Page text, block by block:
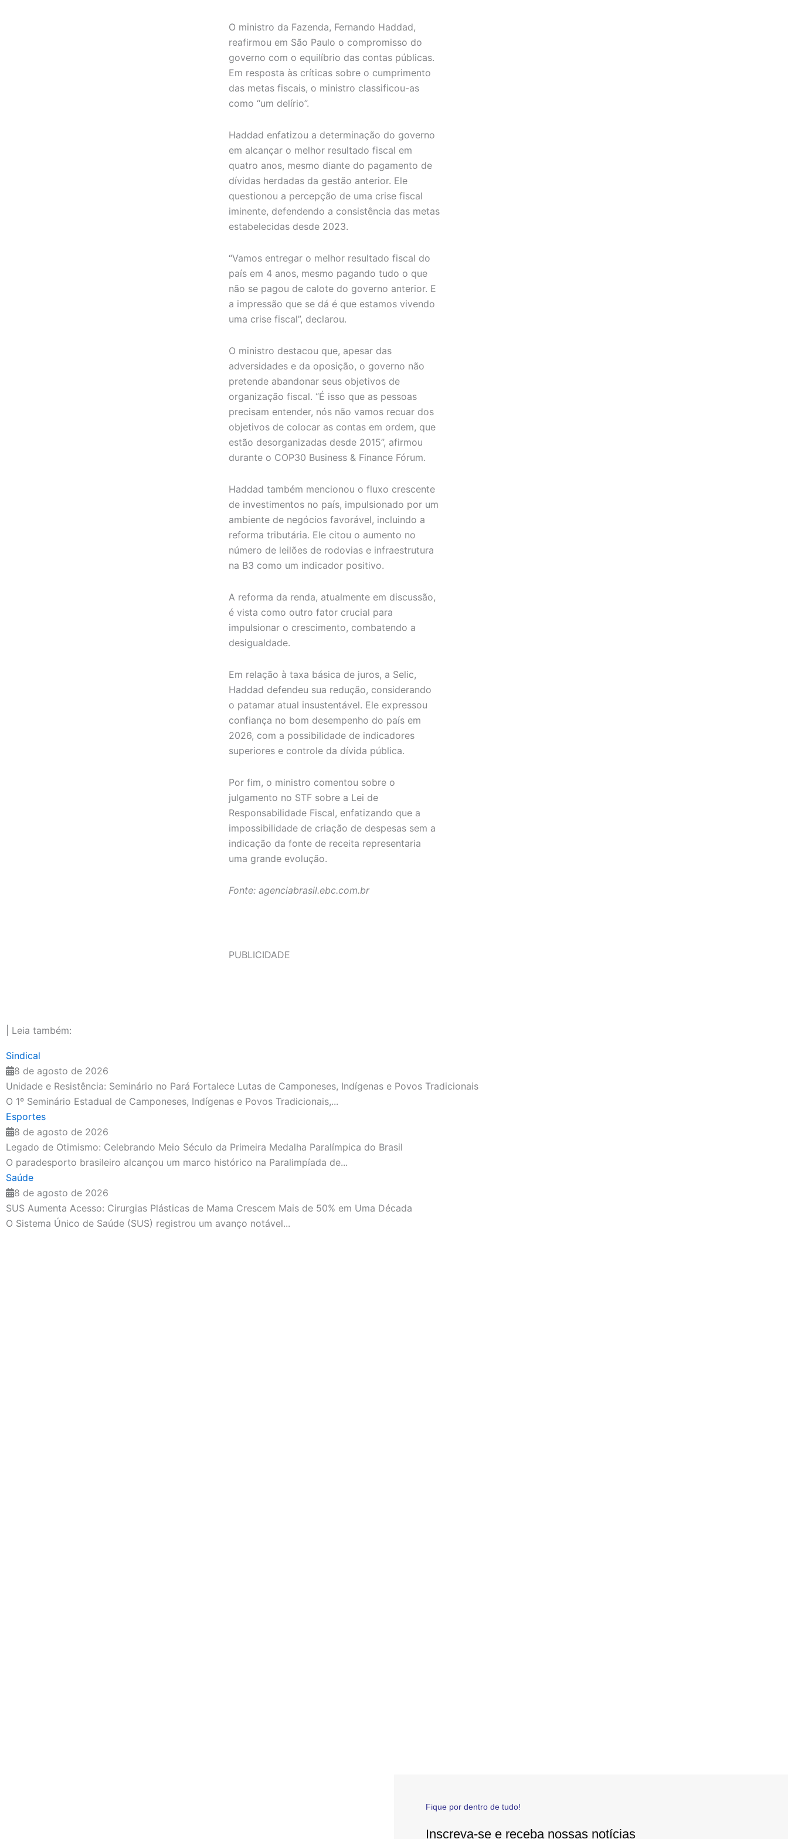
O ministro da Fazenda, Fernando Haddad,
reafirmou em São Paulo o compromisso do
governo com o equilíbrio das contas públicas.
Em resposta às críticas sobre o cumprimento
das metas fiscais, o ministro classificou-as
como “um delírio”.
Haddad enfatizou a determinação do governo
em alcançar o melhor resultado fiscal em
quatro anos, mesmo diante do pagamento de
dívidas herdadas da gestão anterior. Ele
questionou a percepção de uma crise fiscal
iminente, defendendo a consistência das metas
estabelecidas desde 2023.
“Vamos entregar o melhor resultado fiscal do
país em 4 anos, mesmo pagando tudo o que
não se pagou de calote do governo anterior. E
a impressão que se dá é que estamos vivendo
uma crise fiscal”, declarou.
O ministro destacou que, apesar das
adversidades e da oposição, o governo não
pretende abandonar seus objetivos de
organização fiscal. “É isso que as pessoas
precisam entender, nós não vamos recuar dos
objetivos de colocar as contas em ordem, que
estão desorganizadas desde 2015”, afirmou
durante o COP30 Business & Finance Fórum.
Haddad também mencionou o fluxo crescente
de investimentos no país, impulsionado por um
ambiente de negócios favorável, incluindo a
reforma tributária. Ele citou o aumento no
número de leilões de rodovias e infraestrutura
na B3 como um indicador positivo.
A reforma da renda, atualmente em discussão,
é vista como outro fator crucial para
impulsionar o crescimento, combatendo a
desigualdade.
Em relação à taxa básica de juros, a Selic,
Haddad defendeu sua redução, considerando
o patamar atual insustentável. Ele expressou
confiança no bom desempenho do país em
2026, com a possibilidade de indicadores
superiores e controle da dívida pública.
Por fim, o ministro comentou sobre o
julgamento no STF sobre a Lei de
Responsabilidade Fiscal, enfatizando que a
impossibilidade de criação de despesas sem a
indicação da fonte de receita representaria
uma grande evolução.
Fonte: agenciabrasil.ebc.com.br
PUBLICIDADE
| Leia também:
Sindical
8 de agosto de 2026
Unidade e Resistência: Seminário no Pará Fortalece Lutas de Camponeses, Indígenas e Povos Tradicionais
O 1º Seminário Estadual de Camponeses, Indígenas e Povos Tradicionais,...
Esportes
8 de agosto de 2026
Legado de Otimismo: Celebrando Meio Século da Primeira Medalha Paralímpica do Brasil
O paradesporto brasileiro alcançou um marco histórico na Paralimpíada de...
Saúde
8 de agosto de 2026
SUS Aumenta Acesso: Cirurgias Plásticas de Mama Crescem Mais de 50% em Uma Década
O Sistema Único de Saúde (SUS) registrou um avanço notável...
Fique por dentro de tudo!
Inscreva-se e receba nossas notícias